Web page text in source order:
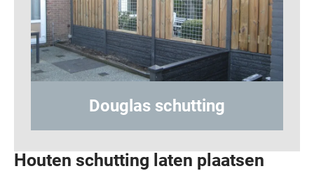
Hout-
Houten schutting laten plaatsen